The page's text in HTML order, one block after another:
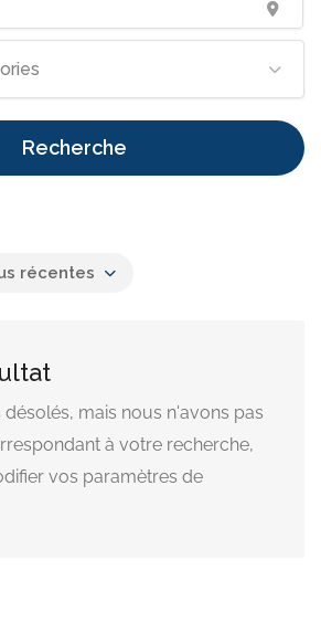
Recherche
récentes
mais nous n'avons pas
à votre recherche,
vos paramètres de